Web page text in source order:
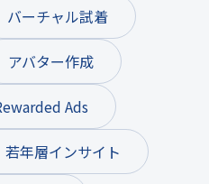
バーチャル試着
アバター作成
Ads
若年層インサイト